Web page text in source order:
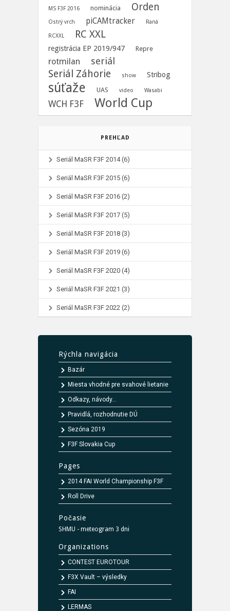
MS F3F 2016 nominácia Orden
Ostrý vrch piCAMtracker Raná
RCXXL RC XXL
registrácia EP 2019/947 Repre
rotmilan seriál
Seriál Záhorie show Stribog
súťaže UAS video Wasabi
WCH F3F World Cup
PREHĽAD
Seriál MaSR F3F 2014(6)
Seriál MaSR F3F 2015 (6)
Seriál MaSR F3F 2016 (2)
Seriál MaSR F3F 2017 (5)
Seriál MaSR F3F 2018 (3)
Seriál MaSR F3F 2019 (6)
Seriál MaSR F3F 2020 (4)
Seriál MaSR F3F 2021 (3)
Seriál MaSR F3F 2022 (2)
Rýchla navigácia
Bazár
Miesta vhodné pre svahové lietanie
Odkazy, návody...
Pravidlá, rozhodnutie DÚ
Sezóna 2019
F3F Slovakia Cup
Pages
2014 FAI World Championship F3F
Roll Drive
Počasie
SHMU - meteogram 3 dni
Organizations
CONTEST EUROTOUR
F3X Vault – výsledky
FAI
LERMAS